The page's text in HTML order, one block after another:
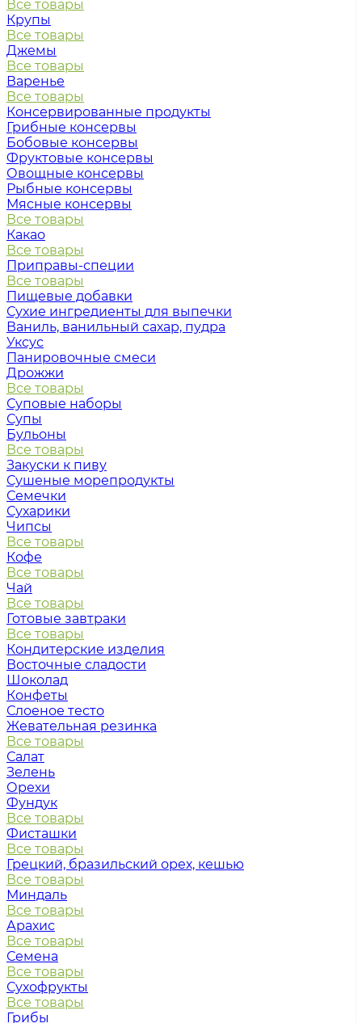
Все товары
Крупы
Все товары
Джемы
Все товары
Варенье
Все товары
Консервированные продукты
Грибные консервы
Бобовые консервы
Фруктовые консервы
Овощные консервы
Рыбные консервы
Мясные консервы
Все товары
Какао
Все товары
Приправы-специи
Все товары
Пищевые добавки
Сухие ингредиенты для выпечки
Ваниль, ванильный сахар, пудра
Уксус
Панировочные смеси
Дрожжи
Все товары
Суповые наборы
Супы
Бульоны
Все товары
Закуски к пиву
Сушеные морепродукты
Семечки
Сухарики
Чипсы
Все товары
Кофе
Все товары
Чай
Все товары
Готовые завтраки
Все товары
Кондитерские изделия
Восточные сладости
Шоколад
Конфеты
Слоеное тесто
Жевательная резинка
Все товары
Салат
Зелень
Орехи
Фундук
Все товары
Фисташки
Все товары
Грецкий, бразильский орех, кешью
Все товары
Миндаль
Все товары
Арахис
Все товары
Семена
Все товары
Сухофрукты
Все товары
Грибы